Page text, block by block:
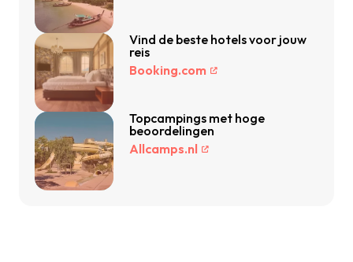
Vind de beste hotels voor jouw
reis
Booking.com
Topcampings met hoge
beoordelingen
Allcamps.nl